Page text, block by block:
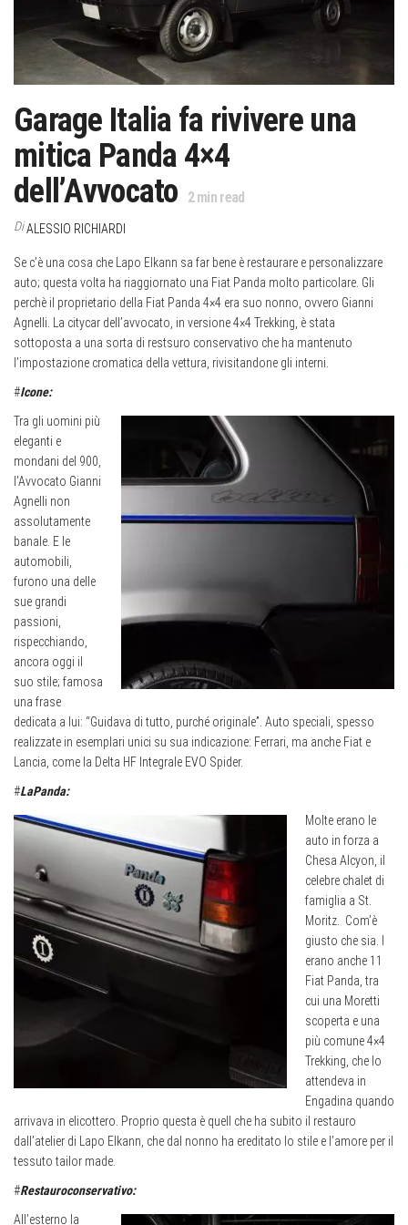
Garage Italia fa rivivere una
mitica Panda 4×4
dell’Avvocato
2min read
DiALESSIO RICHIARDI
Se c’è una cosa che Lapo Elkann sa far bene è restaurare e personalizzare
auto; questa volta ha riaggiornato una Fiat Panda molto particolare. Gli
perchè il proprietario della Fiat Panda 4×4 era suo nonno, ovvero Gianni
Agnelli. La citycar dell’avvocato, in versione 4×4 Trekking, è stata
sottoposta a una sorta di restsuro conservativo che ha mantenuto
l’impostazione cromatica della vettura, rivisitandone gli interni.
#Icone:
Tra gli uomini più
eleganti e
mondani del 900,
l’Avvocato Gianni
Agnelli non
assolutamente
banale. E le
automobili,
furono una delle
sue grandi
passioni,
rispecchiando,
ancora oggi il
suo stile; famosa
una frase
dedicata a lui: “Guidava di tutto, purché originale”. Auto speciali, spesso
realizzate in esemplari unici su sua indicazione: Ferrari, ma anche Fiat e
Lancia, come la Delta HF Integrale EVO Spider.
#LaPanda:
Molte erano le
auto in forza a
Chesa Alcyon, il
celebre chalet di
famiglia a St.
Moritz.
Com’è
giusto che sia. I
erano anche 11
Fiat Panda, tra
cui una Moretti
scoperta e una
più comune 4×4
Trekking, che lo
attendeva in
Engadina quando
arrivava in elicottero. Proprio questa è quell che ha subito il restauro
dall’atelier di Lapo Elkann, che dal nonno ha ereditato lo stile e l’amore per il
tessuto tailor made.
#Restauroconservativo:
All’esterno la